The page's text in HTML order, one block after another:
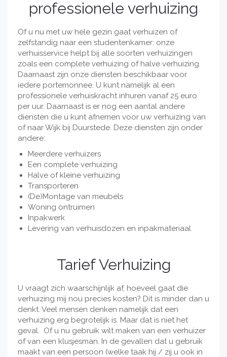
professionele verhuizing
Of u nu met uw hele gezin gaat verhuizen of
zelfstandig naar een studentenkamer: onze
verhuisservice helpt bij alle soorten verhuizingen
zoals een complete verhuizing of halve verhuizing.
Daarnaast zijn onze diensten beschikbaar voor
iedere portemonnee. U kunt namelijk al een
professionele verhuiskracht inhuren vanaf 25 euro
per uur. Daarnaast is er nog een aantal andere
diensten die u kunt afnemen voor uw verhuizing van
of naar Wijk bij Duurstede. Deze diensten zijn onder
andere:
Meerdere verhuizers
Een complete verhuizing
Halve of kleine verhuizing
Transporteren
(De)Montage van meubels
Woning ontruimen
Inpakwerk
Levering van verhuisdozen en inpakmateriaal
Tarief Verhuizing
U vraagt zich waarschijnlijk af, hoeveel gaat die
verhuizing mij nou precies kosten? Dit is minder dan u
denkt. Veel mensen denken namelijk dat een
verhuizing erg begrotelijk is. Maar dat is niet het
geval. Of u nu gebruik wilt maken van een verhuizer
of van een klusjesman. In de gevallen dat u gebruik
maakt van een persoon (welke taak hij / zij u ook in